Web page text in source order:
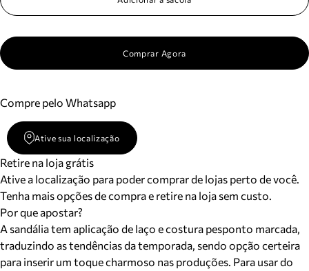
Comprar Agora
Compre pelo Whatsapp
Ative sua localização
Retire na loja grátis
Ative a localização para poder comprar de lojas perto de você.
Tenha mais opções de compra e retire na loja sem custo.
Por que apostar?
A sandália tem aplicação de laço e costura pesponto marcada,
traduzindo as tendências da temporada, sendo opção certeira
para inserir um toque charmoso nas produções. Para usar do